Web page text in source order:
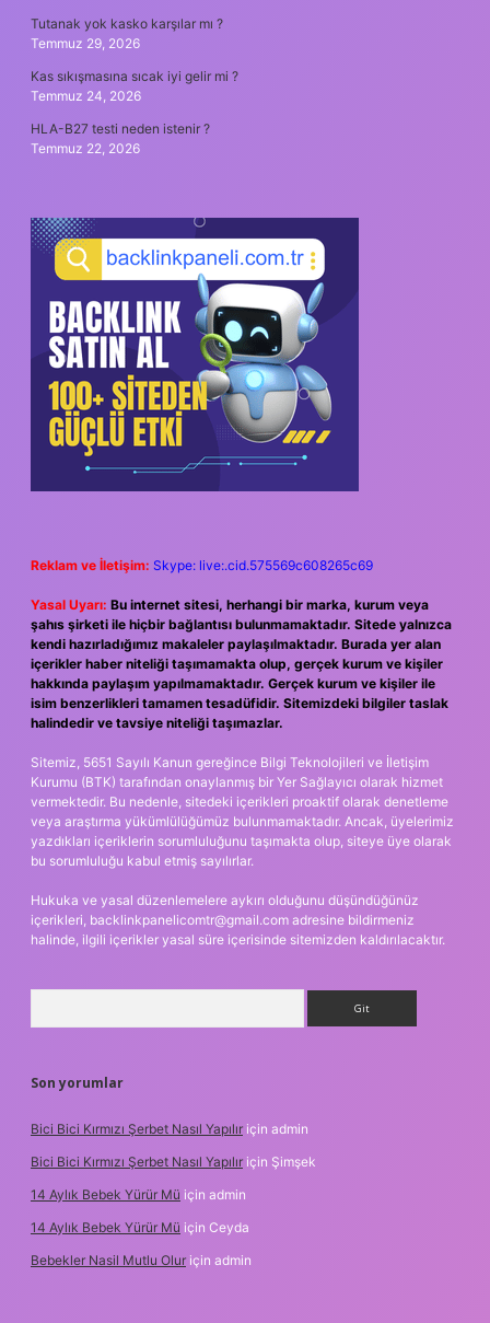
Tutanak yok kasko karşılar mı ?
Temmuz 29, 2026
Kas sıkışmasına sıcak iyi gelir mi ?
Temmuz 24, 2026
HLA-B27 testi neden istenir ?
Temmuz 22, 2026
Reklam ve İletişim: Skype: live:.cid.575569c608265c69
Yasal Uyarı: Bu internet sitesi, herhangi bir marka, kurum veya
şahıs şirketi ile hiçbir bağlantısı bulunmamaktadır. Sitede yalnızca
kendi hazırladığımız makaleler paylaşılmaktadır. Burada yer alan
içerikler haber niteliği taşımamakta olup, gerçek kurum ve kişiler
hakkında paylaşım yapılmamaktadır. Gerçek kurum ve kişiler ile
isim benzerlikleri tamamen tesadüfidir. Sitemizdeki bilgiler taslak
halindedir ve tavsiye niteliği taşımazlar.
Sitemiz, 5651 Sayılı Kanun gereğince Bilgi Teknolojileri ve İletişim
Kurumu (BTK) tarafından onaylanmış bir Yer Sağlayıcı olarak hizmet
vermektedir. Bu nedenle, sitedeki içerikleri proaktif olarak denetleme
veya araştırma yükümlülüğümüz bulunmamaktadır. Ancak, üyelerimiz
yazdıkları içeriklerin sorumluluğunu taşımakta olup, siteye üye olarak
bu sorumluluğu kabul etmiş sayılırlar.
Hukuka ve yasal düzenlemelere aykırı olduğunu düşündüğünüz
içerikleri, backlinkpanelicomtr@gmail.com adresine bildirmeniz
halinde, ilgili içerikler yasal süre içerisinde sitemizden kaldırılacaktır.
Son yorumlar
Bici Bici Kırmızı Şerbet Nasıl Yapılır için admin
Bici Bici Kırmızı Şerbet Nasıl Yapılır için Şimşek
14 Aylık Bebek Yürür Mü için admin
14 Aylık Bebek Yürür Mü için Ceyda
Bebekler Nasil Mutlu Olur için admin